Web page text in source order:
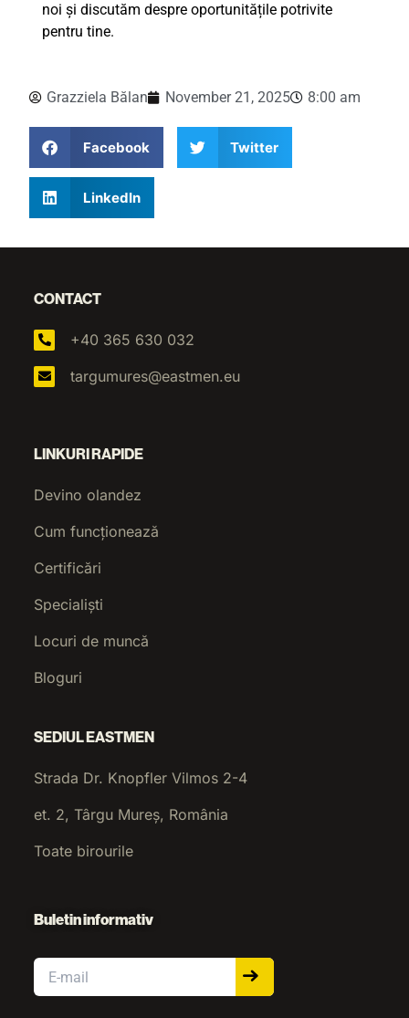
noi și discutăm despre oportunitățile potrivite
pentru tine.
Grazziela Bălan November 21, 2025 8:00 am
Facebook Twitter
LinkedIn
CONTACT
+40 365 630 032
targumures@eastmen.eu
LINKURI RAPIDE
Devino olandez
Cum funcționează
Certificări
Specialiști
Locuri de muncă
Bloguri
SEDIUL EASTMEN
Strada Dr. Knopfler Vilmos 2-4
et. 2, Târgu Mureș, România
Toate birourile
Buletin informativ
Email